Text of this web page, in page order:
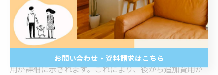
注文住宅の契約において、費用の内訳と支払い条件が明
確に説明されることは、資金計画の基盤となります。重
要事項説明では、建物本体の価格のほかに、設計費用、
各種手数料、土地代、税金や登記費用なども含めた総費
用が詳細に示されます。これにより、後から追加費用が
お問い合わせ・資料請求はこちら